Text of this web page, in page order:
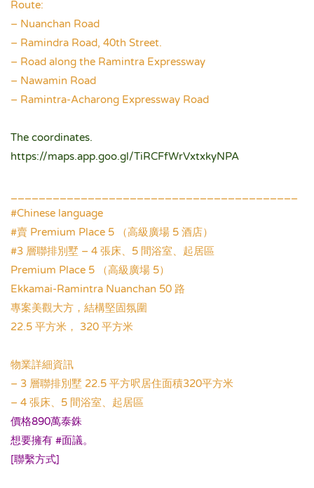
Route:
– Nuanchan Road
– Ramindra Road, 40th Street.
– Road along the Ramintra Expressway
– Nawamin Road
– Ramintra-Acharong Expressway Road
The coordinates.
https://maps.app.goo.gl/TiRCFfWrVxtxkyNPA
#Chinese language
#賣 Premium Place 5 （高級廣場 5 酒店）
#3 層聯排別墅 – 4 張床、5 間浴室、起居區
Premium Place 5 （高級廣場 5）
Ekkamai-Ramintra Nuanchan 50 路
專案美觀大方，結構堅固氛圍
22.5 平方米， 320 平方米
物業詳細資訊
– 3 層聯排別墅 22.5 平方呎居住面積320平方米
– 4 張床、5 間浴室、起居區
價格890萬泰銖
想要擁有 #面議。
[聯繫方式]